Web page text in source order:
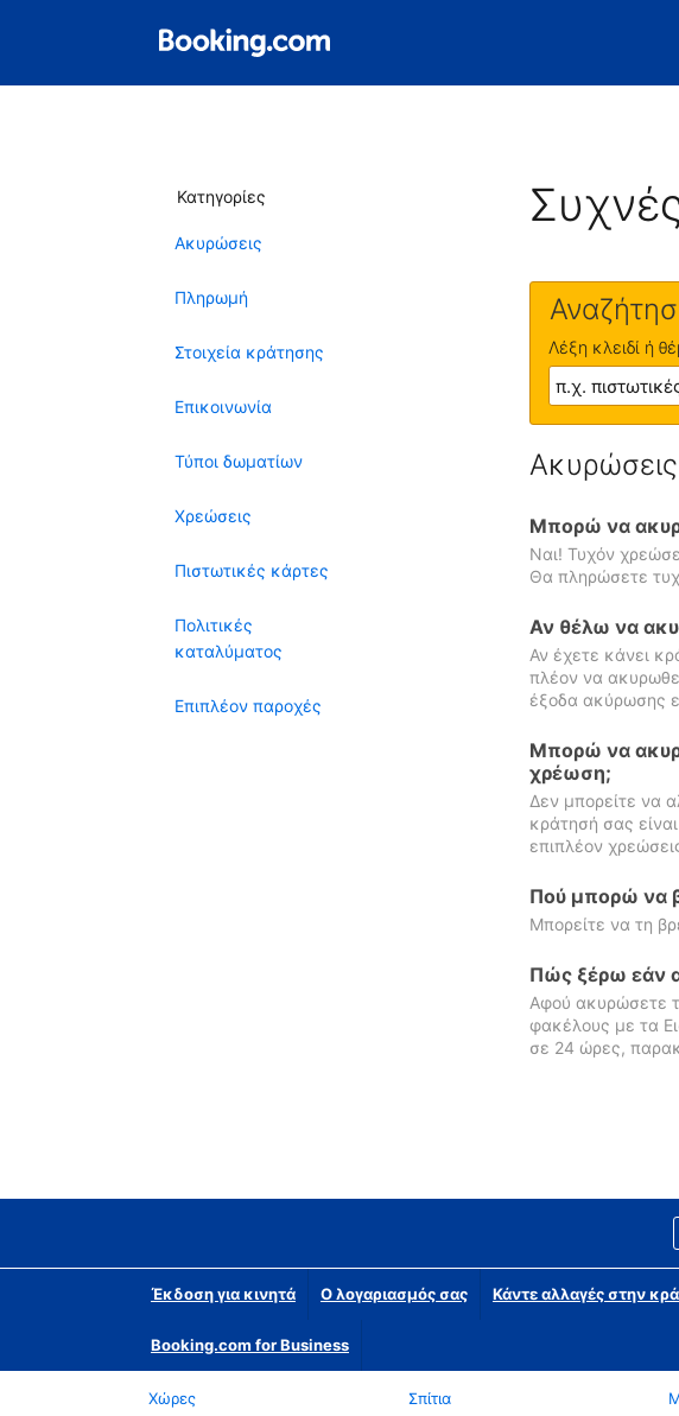
Κατηγορίες
Ακυρώσεις
Πληρωμή
Στοιχεία κράτησης
Επικοινωνία
Τύποι δωματίων
Χρεώσεις
Πιστωτικές κάρτες
Πολιτικές
καταλύματος
Επιπλέον παροχές
Λέξη κλειδί ή
Ακυρώσεις
Μπορώ να
Ναι! Τυχόν
Θα πληρώσετε
Αν θέλω να
Αν έχετε κάνει
πλέον να
έξοδα ακύρωσης
Μπορώ να
χρέωση;
Δεν μπορείτε να
κράτησή σας
επιπλέον
Πού μπορώ να
Μπορείτε να τη
Πώς ξέρω εάν
Αφού ακυρώσετε
φακέλους με τα
σε 24 ώρες,
Έκδοση για κινητά Ο λογαριασμός σας Κάντε αλλαγές στην
Booking.com for Business
Χώρες
Σπίτια